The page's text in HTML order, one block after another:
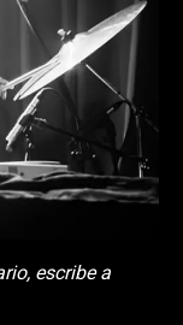
escribe a